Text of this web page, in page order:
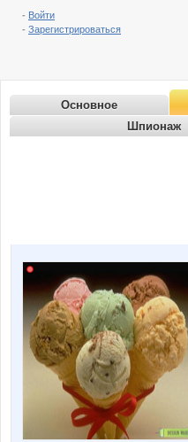
- Войти
- Зарегистрироваться
Основное
Шпионаж